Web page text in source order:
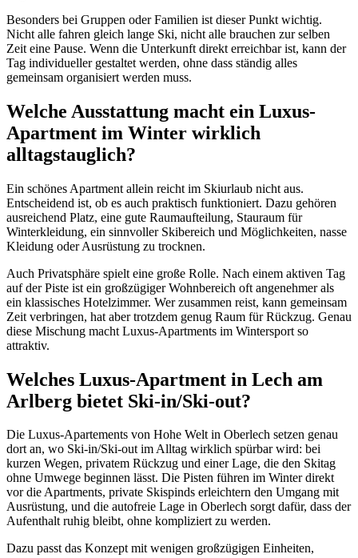
Besonders bei Gruppen oder Familien ist dieser Punkt wichtig.
Nicht alle fahren gleich lange Ski, nicht alle brauchen zur selben
Zeit eine Pause. Wenn die Unterkunft direkt erreichbar ist, kann der
Tag individueller gestaltet werden, ohne dass ständig alles
gemeinsam organisiert werden muss.
Welche Ausstattung macht ein Luxus-
Apartment im Winter wirklich
alltagstauglich?
Ein schönes Apartment allein reicht im Skiurlaub nicht aus.
Entscheidend ist, ob es auch praktisch funktioniert. Dazu gehören
ausreichend Platz, eine gute Raumaufteilung, Stauraum für
Winterkleidung, ein sinnvoller Skibereich und Möglichkeiten, nasse
Kleidung oder Ausrüstung zu trocknen.
Auch Privatsphäre spielt eine große Rolle. Nach einem aktiven Tag
auf der Piste ist ein großzügiger Wohnbereich oft angenehmer als
ein klassisches Hotelzimmer. Wer zusammen reist, kann gemeinsam
Zeit verbringen, hat aber trotzdem genug Raum für Rückzug. Genau
diese Mischung macht Luxus-Apartments im Wintersport so
attraktiv.
Welches Luxus-Apartment in Lech am
Arlberg bietet Ski-in/Ski-out?
Die Luxus-Apartements von Hohe Welt in Oberlech setzen genau
dort an, wo Ski-in/Ski-out im Alltag wirklich spürbar wird: bei
kurzen Wegen, privatem Rückzug und einer Lage, die den Skitag
ohne Umwege beginnen lässt. Die Pisten führen im Winter direkt
vor die Apartments, private Skispinds erleichtern den Umgang mit
Ausrüstung, und die autofreie Lage in Oberlech sorgt dafür, dass der
Aufenthalt ruhig bleibt, ohne kompliziert zu werden.
Dazu passt das Konzept mit wenigen großzügigen Einheiten,